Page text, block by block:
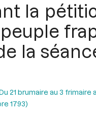
la
la
21 brumaire au 3 frimaire
1793)